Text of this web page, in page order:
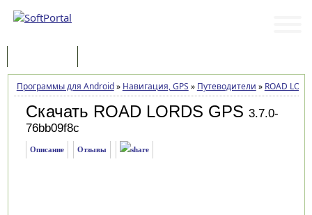
Программы для Android» Навигация, GPS » Путеводители » ROAD
Скачать ROAD LORDS GPS 3.7.0-
76bb09f8c
Описание Отзывы